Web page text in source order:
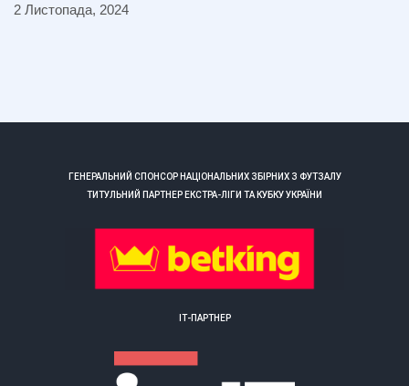
2 Листопада, 2024
ГЕНЕРАЛЬНИЙ СПОНСОР НАЦІОНАЛЬНИХ ЗБІРНИХ З ФУТЗАЛУ
ТИТУЛЬНИЙ ПАРТНЕР ЕКСТРА-ЛІГИ ТА КУБКУ УКРАЇНИ
ІТ-ПАРТНЕР